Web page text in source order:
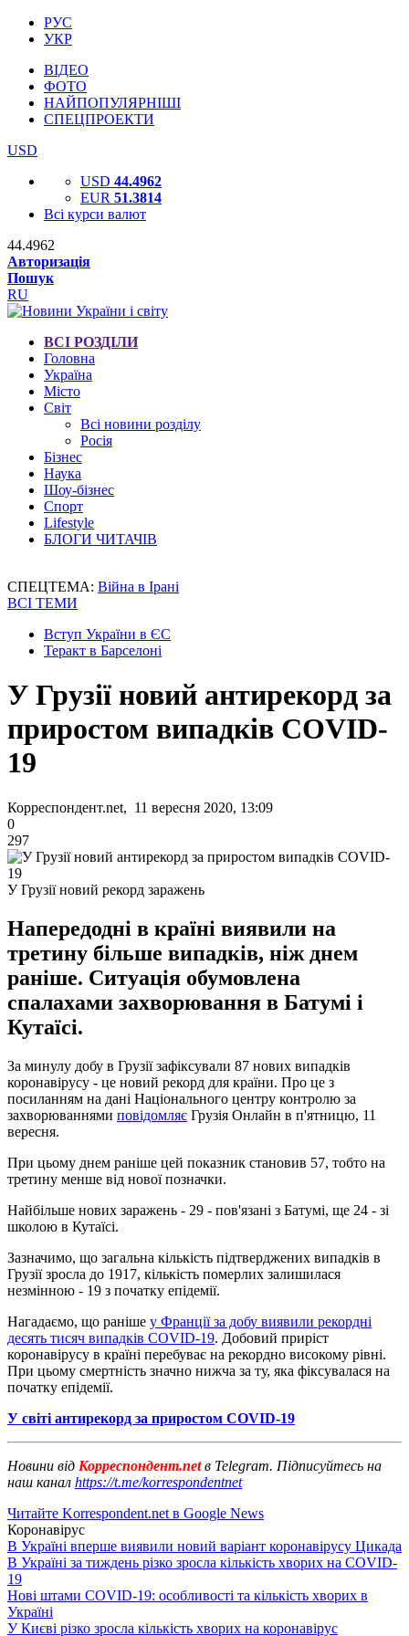
РУС
УКР
ВІДЕО
ФОТО
НАЙПОПУЛЯРНІШІ
СПЕЦПРОЕКТИ
USD
USD 44.4962
EUR 51.3814
Всі курси валют
44.4962
Авторизація
Пошук
RU
ВСІ РОЗДІЛИ
Головна
Україна
Місто
Світ
Всі новини розділу
Росія
Бізнес
Наука
Шоу-бізнес
Спорт
Lifestyle
БЛОГИ ЧИТАЧІВ
СПЕЦТЕМА: Війна в Ірані
ВСІ ТЕМИ
Вступ України в ЄС
Теракт в Барселоні
У Грузії новий антирекорд за
приростом випадків COVID-
19
Корреспондент.net, 11 вересня 2020, 13:09
0
297
У Грузії новий рекорд заражень
Напередодні в країні виявили на
третину більше випадків, ніж днем
раніше. Ситуація обумовлена
спалахами захворювання в Батумі і
Кутаїсі.
За минулу добу в Грузії зафіксували 87 нових випадків
коронавірусу - це новий рекорд для країни. Про це з
посиланням на дані Національного центру контролю за
захворюваннями повідомляє Грузія Онлайн в п'ятницю, 11
вересня.
При цьому днем ​​раніше цей показник становив 57, тобто на
третину менше від нової позначки.
Найбільше нових заражень - 29 - пов'язані з Батумі, ще 24 - зі
школою в Кутаїсі.
Зазначимо, що загальна кількість підтверджених випадків в
Грузії зросла до 1917, кількість померлих залишилася
незмінною - 19 з початку епідемії.
Нагадаємо, що раніше у Франції за добу виявили рекордні
десять тисяч випадків COVID-19. Добовий приріст
коронавірусу в країні перебуває на рекордно високому рівні.
При цьому смертність значно нижча за ту, яка фіксувалася на
початку епідемії.
У світі антирекорд за приростом COVID-19
Новини від Корреспондент.netв Telegram. Підписуйтесь на
наш канал https://t.me/korrespondentnet
Читайте Korrespondent.net в Google News
Коронавірус
В Україні вперше виявили новий варіант коронавірусу Цикада
В Україні за тиждень різко зросла кількість хворих на COVID-
19
Нові штами COVID-19: особливості та кількість хворих в
Україні
У Києві різко зросла кількість хворих на коронавірус